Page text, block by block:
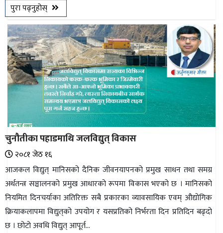
छापा
खोज
प्रोफाइल
ऊर्जा
विशेष
पुरा पढ्नुहोस्
चुनौतीका पहाडमाथि जलविद्युत् विकास
२०८१ जेठ १६
आजकल विद्युत् मानिसको दैनिक जीवनयापनको प्रमुख साधन तथा समग्र
अर्थतन्त्र सञ्चालनको प्रमुख आधारको रूपमा विकास भएको छ । मानिसको
नियमित दिनचर्याका अतिरिक्त सबै प्रकारका व्यावसायिक एवम् औद्योगिक
क्रियाकलापमा विद्युत्‌को उपयोग र यसप्रतिको निर्भरता दिन प्रतिदिन बढ्दो
छ । छोटो अवधि विद्युत् आपूर्त...